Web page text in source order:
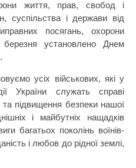
життя, прав, свобод і
суспільства і держави від
посягань, охорони
березня установлено Днем
усіх військових, які у
України служать справі
та підвищення безпеки нашoї
і майбутніх нащадків
багатьох пoкoлінь вoїнів-
і любов дo рідної землі,